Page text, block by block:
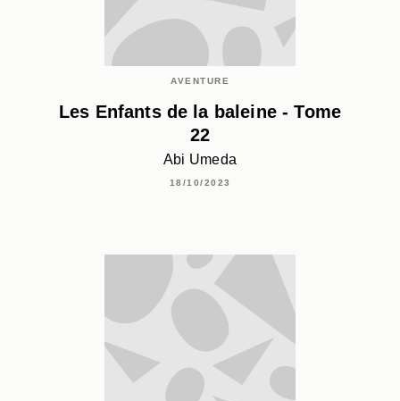
AVENTURE
Les Enfants de la baleine - Tome
22
Abi Umeda
18/10/2023